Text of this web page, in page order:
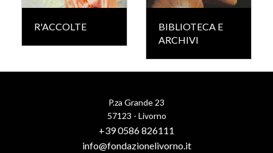
R'ACCOLTE
BIBLIOTECA E
ARCHIVI
P.za Grande 23
57123 - Livorno
+39 0586 826111
info@fondazionelivorno.it